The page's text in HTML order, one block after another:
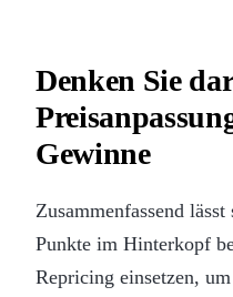
Denken Sie
Gewinne
Zusammenfassend
Punkte im Hinterkopf
Repricing einsetzen,